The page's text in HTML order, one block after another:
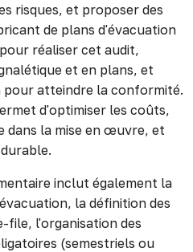
risques, et proposer des
de plans d'évacuation
réaliser cet audit,
et en plans, et
atteindre la conformité.
d'optimiser les coûts,
dans la mise en œuvre, et
inclut également la
la définition des
file, l'organisation des
(semestriels ou